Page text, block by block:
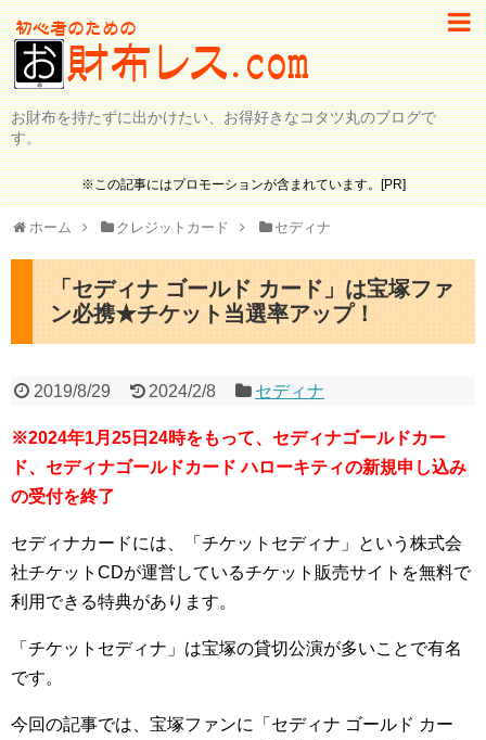
お財布を持たずに出かけたい、お得好きなコタツ丸のブログで
す。
※この記事にはプロモーションが含まれています。[PR]
ホーム クレジットカード セディナ
「セディナ ゴールド カード」は宝塚ファ
ン必携★チケット当選率アップ！
2019/8/29 2024/2/8 セディナ
※2024年1月25日24時をもって、セディナゴールドカー
ド、セディナゴールドカード ハローキティの新規申し込み
の受付を終了
セディナカードには、「チケットセディナ」という株式会
社チケットCDが運営しているチケット販売サイトを無料で
利用できる特典があります。
「チケットセディナ」は宝塚の貸切公演が多いことで有名
です。
今回の記事では、宝塚ファンに「セディナ ゴールド カー